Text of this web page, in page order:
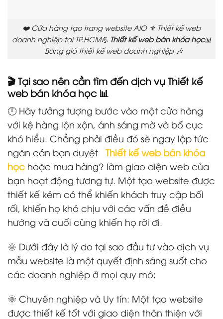
❤️ Cửa hàng tạo trang website AIO ⚜️ Thiết kế web
doanh nghiệp tại TP.HCM💪 Thiết kế web bán khóa học📊
Bảng giá thiết kế web doanh nghiệp 🎶
🎬 Tại sao nên cần tìm đến dịch vụ Thiết kế
web bán khóa học 📊
🕛 Hãy tưởng tượng bước vào một cửa hàng
với kệ hàng lộn xộn, ánh sáng mờ và bố cục
khó hiểu. Chẳng phải điều đó sẽ ngay lập tức
ngăn cản bạn duyệt Thiết kế web bán khóa
học hoặc mua hàng? làm giao diện web của
bạn hoạt động tương tự. Một tạo website được
thiết kế kém có thể khiến khách truy cập bối
rối, khiến họ khó chịu với các vấn đề điều
hướng và cuối cùng khiến họ rời đi.
🌞 Dưới đây là lý do tại sao đầu tư vào dịch vụ
mẫu website là một quyết định sáng suốt cho
các doanh nghiệp ở mọi quy mô:
🌞 Chuyên nghiệp và Uy tín: Một tạo website
được thiết kế tốt với giao diện thân thiện với